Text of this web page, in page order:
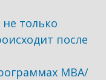
только
после
МВА/